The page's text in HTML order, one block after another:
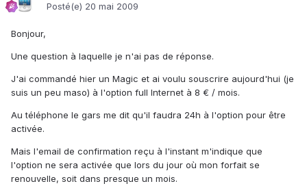
Posté(e) 20 mai 2009
Bonjour,
Une question à laquelle je n'ai pas de réponse.
J'ai commandé hier un Magic et ai voulu souscrire aujourd'hui (je
suis un peu maso) à l'option full Internet à 8 € / mois.
Au téléphone le gars me dit qu'il faudra 24h à l'option pour être
activée.
Mais l'email de confirmation reçu à l'instant m'indique que
l'option ne sera activée que lors du jour où mon forfait se
renouvelle, soit dans presque un mois.